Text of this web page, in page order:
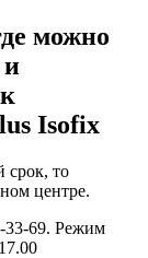
можно
и
Isofix
срок, то
центре.
33-69. Режим